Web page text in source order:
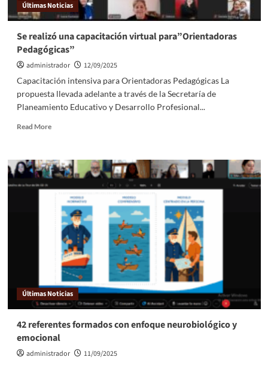
Últimas Noticias
Se realizó una capacitación virtual para”Orientadoras
Pedagógicas”
administrador
12/09/2025
Capacitación intensiva para Orientadoras Pedagógicas La
propuesta llevada adelante a través de la Secretaría de
Planeamiento Educativo y Desarrollo Profesional...
Read More
Últimas Noticias
42 referentes formados con enfoque neurobiológico y
emocional
administrador
11/09/2025